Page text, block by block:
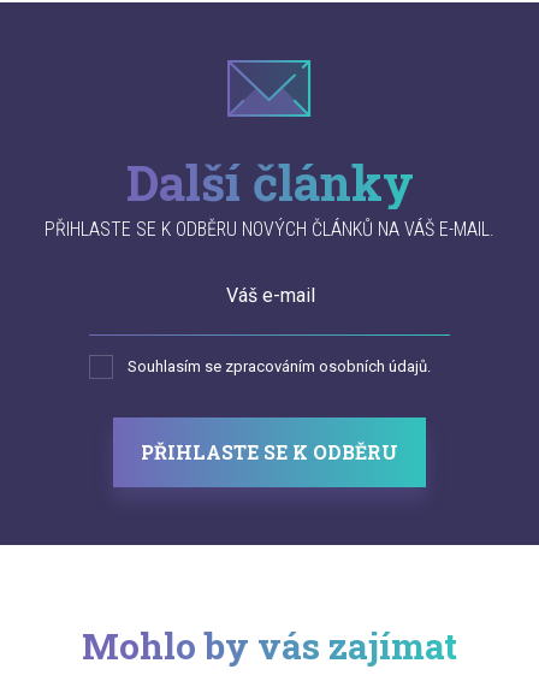
Další články
PŘIHLASTE SE K ODBĚRU NOVÝCH ČLÁNKŮ NA VÁŠ E-MAIL.
Váš e-mail
Souhlasím se zpracováním osobních údajů.
PŘIHLASTE SE K ODBĚRU
Mohlo by vás zajímat